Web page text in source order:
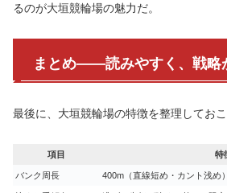
るのが大垣競輪場の魅力だ。
まとめ――読みやすく、戦略
最後に、大垣競輪場の特徴を整理しておこ
項目 特
バンク周長 400m（直線短め・カント浅め）